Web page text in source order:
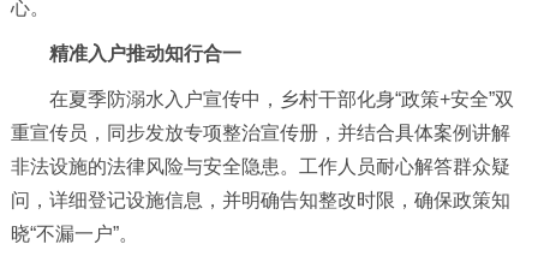
心。
精准入户推动知行合一
在夏季防溺水入户宣传中，乡村干部化身“政策+安全”双
重宣传员，同步发放专项整治宣传册，并结合具体案例讲解
非法设施的法律风险与安全隐患。工作人员耐心解答群众疑
问，详细登记设施信息，并明确告知整改时限，确保政策知
晓“不漏一户”。